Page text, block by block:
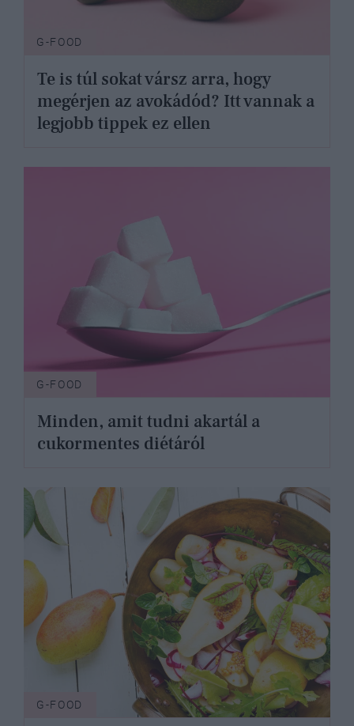
G-FOOD
Te is túl sokat vársz arra, hogy
megérjen az avokádód? Itt vannak a
legjobb tippek ez ellen
G-FOOD
Minden, amit tudni akartál a
cukormentes diétáról
G-FOOD